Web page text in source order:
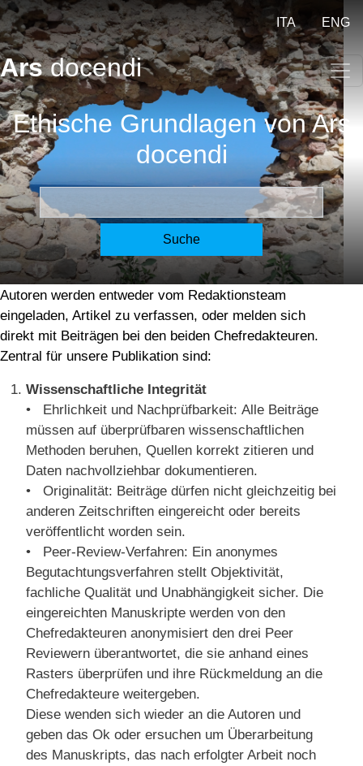
Direkt zum Inhalt
Ethische Grundlagen von Ars
docendi
ITA ENG
Ars docendi
Ethische Grundlagen unserer Zeitschrift
Die Zielgruppe des Bandes bilden vor allem
Lehramtsstudierende, Lehrkräfte und
(Fach)Didaktiker:innen der klassischen Sprachen.
Nicht alle potentiellen Leser:innen forschen also im
Bereich der Fachdidaktik und/oder Fachwissenschaft,
bringen aber Basiswissen und Interesse mit.
Autoren werden entweder vom Redaktionsteam
eingeladen, Artikel zu verfassen, oder melden sich
direkt mit Beiträgen bei den beiden Chefredakteuren.
Zentral für unsere Publikation sind:
Wissenschaftliche Integrität
• Ehrlichkeit und Nachprüfbarkeit: Alle Beiträge
müssen auf überprüfbaren wissenschaftlichen
Methoden beruhen, Quellen korrekt zitieren und
Daten nachvollziehbar dokumentieren.
• Originalität: Beiträge dürfen nicht gleichzeitig bei
anderen Zeitschriften eingereicht oder bereits
veröffentlicht worden sein.
• Peer-Review-Verfahren: Ein anonymes
Begutachtungsverfahren stellt Objektivität,
fachliche Qualität und Unabhängigkeit sicher. Die
eingereichten Manuskripte werden von den
Chefredakteuren anonymisiert den drei Peer
Reviewern überantwortet, die sie anhand eines
Rasters überprüfen und ihre Rückmeldung an die
Chefredakteure weitergeben.
Diese wenden sich wieder an die Autoren und
geben das Ok oder ersuchen um Überarbeitung
des Manuskripts, das nach erfolgter Arbeit noch